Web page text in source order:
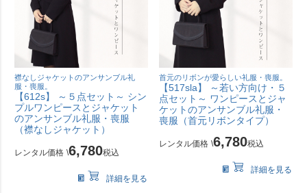
襟なしジャケットのアンサンブル礼
服・喪服。
【612s】 ～５点セット～ シン
プルワンピースとジャケット
のアンサンブル礼服・喪服
（襟なしジャケット）
レンタル価格 \6,780税込
詳細を見る
首元のリボンが愛らしい礼服・喪服。
【517sla】 ～若い方向け・５
点セット～ ワンピースとジャ
ケットのアンサンブル礼服・
喪服（首元リボンタイプ）
レンタル価格 \6,780税込
詳細を見る